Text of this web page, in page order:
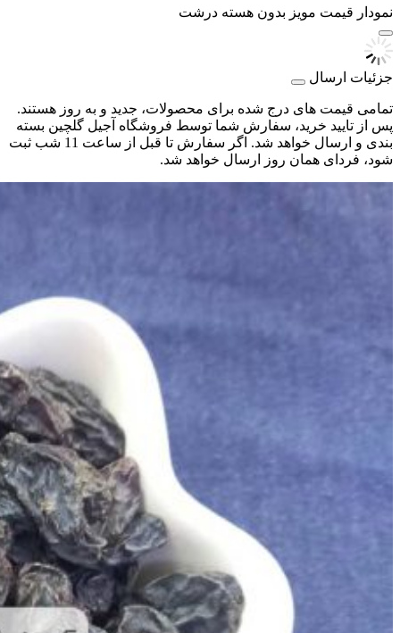
نمودار قیمت مویز بدون هسته درشت
جزئیات ارسال
تمامی قیمت های درج شده برای محصولات، جدید و به روز هستند.
پس از تایید خرید، سفارش شما توسط فروشگاه آجیل گلچین بسته
بندی و ارسال خواهد شد. اگر سفارش تا قبل از ساعت 11 شب ثبت
شود، فردای همان روز ارسال خواهد شد.